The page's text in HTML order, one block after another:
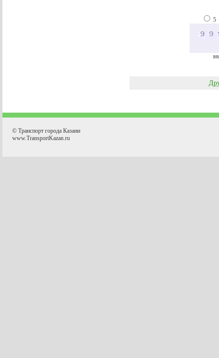
5
© Транспорт города Казани
www.TransportKazan.ru